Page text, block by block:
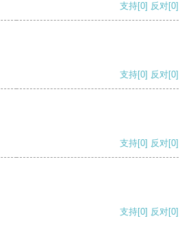
支持[0] 反对[0]
支持[0] 反对[0]
支持[0] 反对[0]
支持[0] 反对[0]